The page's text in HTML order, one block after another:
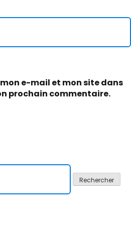
e-mail et mon site dans
prochain commentaire.